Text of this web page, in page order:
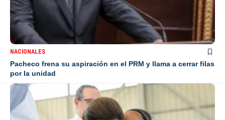
NACIONALES
Pacheco frena su aspiración en el PRM y llama a cerrar filas
por la unidad